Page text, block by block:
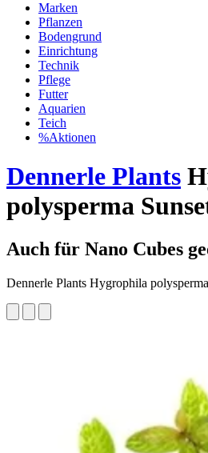
Marken
Pflanzen
Bodengrund
Einrichtung
Technik
Pflege
Futter
Aquarien
Teich
%Aktionen
Dennerle Plants
polysperma
Auch für Nano Cubes
Dennerle Plants Hygrophila